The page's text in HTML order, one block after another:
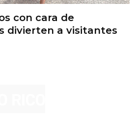
con cara de
divierten a visitantes